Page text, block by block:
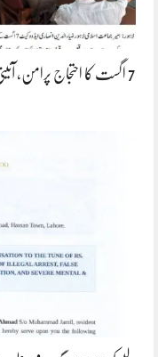
7 اگست کا احتجاج پرامن،